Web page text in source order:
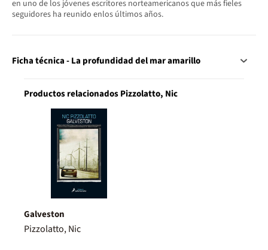
en uno de los jóvenes escritores norteamericanos que más fieles
seguidores ha reunido enlos últimos años.
Ficha técnica - La profundidad del mar amarillo
Productos relacionados Pizzolatto, Nic
Galveston
Pizzolatto, Nic